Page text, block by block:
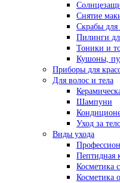
Снятие
Скрабы для
Пилинги
Тоники и
Кушоны,
Приборы для
Для волос и тела
Шампуни
Уход за
Виды ухода
Пептидная
Косметика
Косметика